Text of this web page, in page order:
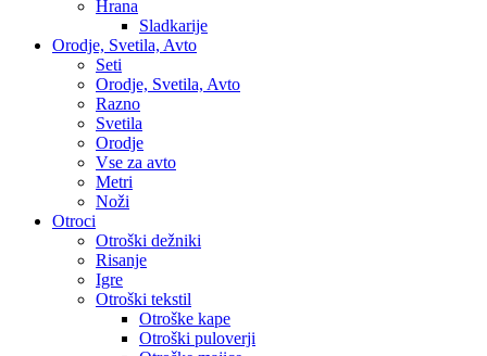
Hrana
Sladkarije
Orodje, Svetila, Avto
Seti
Orodje, Svetila, Avto
Razno
Svetila
Orodje
Vse za avto
Metri
Noži
Otroci
Otroški dežniki
Risanje
Igre
Otroški tekstil
Otroške kape
Otroški puloverji